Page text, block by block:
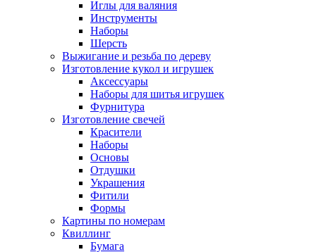
Иглы для валяния
Инструменты
Наборы
Шерсть
Выжигание и резьба по дереву
Изготовление кукол и игрушек
Аксессуары
Наборы для шитья игрушек
Фурнитура
Изготовление свечей
Красители
Наборы
Основы
Отдушки
Украшения
Фитили
Формы
Картины по номерам
Квиллинг
Бумага